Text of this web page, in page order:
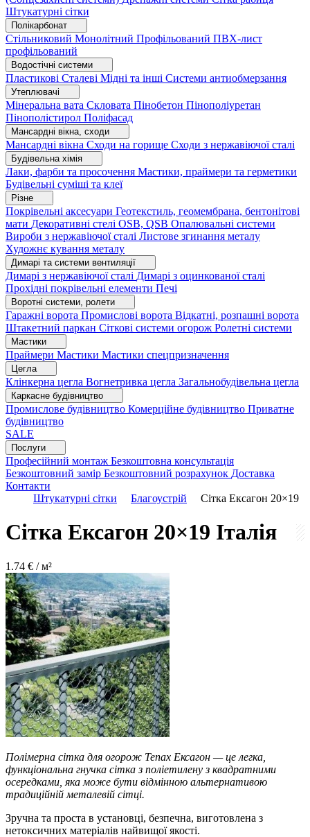
Штукатурні сітки
Полікарбонат
Стільниковий Монолітний Профільований ПВХ-лист
профільований
Водостічні системи
Пластикові Сталеві Мідні та інші Системи антиобмерзання
Утеплювачі
Мінеральна вата Скловата Пінобетон Пінополіуретан
Пінополістирол Поліфасад
Мансардні вікна, сходи
Мансардні вікна Сходи на горище Сходи з нержавіючої сталі
Будівельна хімія
Лаки, фарби та просочення Мастики, праймери та герметики
Будівельні суміші та клеї
Різне
Покрівельні аксесуари Геотекстиль, геомембрана, бентонітові
мати Декоративні стелі OSB, QSB Опалювальні системи
Вироби з нержавіючої сталі Листове згинання металу
Художнє кування металу
Димарі та системи вентиляції
Димарі з нержавіючої сталі Димарі з оцинкованої сталі
Прохідні покрівельні елементи Печі
Воротні системи, ролети
Гаражні ворота Промислові ворота Відкатні, розпашні ворота
Штакетний паркан Сіткові системи огорож Ролетні системи
Мастики
Праймери Мастики Мастики спецпризначення
Цегла
Клінкерна цегла Вогнетривка цегла Загальнобудівельна цегла
Каркасне будівництво
Промислове будівництво Комерційне будівництво Приватне
будівництво
SALE
Послуги
Професійний монтаж Безкоштовна консультація
Безкоштовний замір Безкоштовний розрахунок Доставка
Контакти
Штукатурні сітки
Благоустрій Сітка Ексагон 20×19
Сітка Ексагон 20×19 Італія
1.74 € / м²
Полімерна сітка для огорож Tenax Ексагон — це легка,
функціональна гнучка сітка з поліетилену з квадратними
осередками, яка може бути відмінною альтернативою
традиційній металевій сітці.
Зручна та проста в установці, безпечна, виготовлена ​​з
нетоксичних матеріалів найвищої якості.